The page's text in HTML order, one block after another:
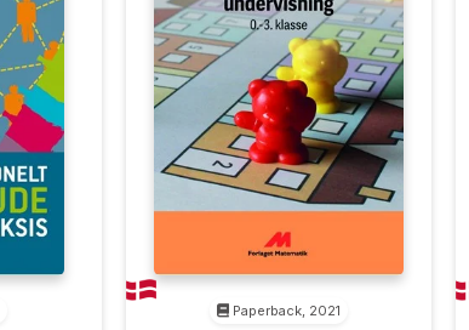
Paperback, 2021